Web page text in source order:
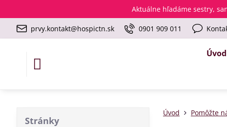
Aktuálne hľadáme sestry,
prvy.kontakt@hospictn.sk 0901 909 011
Úvod
Úvod Pomôžte
Stránky